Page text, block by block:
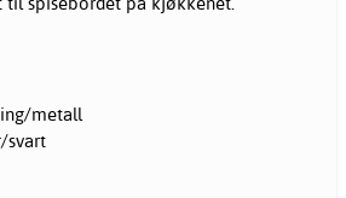
metall
svart